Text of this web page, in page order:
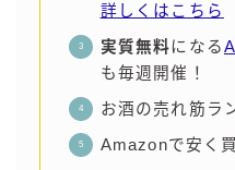
詳しくはこちら
実質無料になる
も毎週開催！
お酒の売れ筋ラ
Amazonで安く